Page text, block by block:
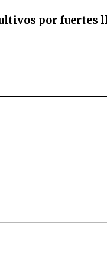
por fuertes